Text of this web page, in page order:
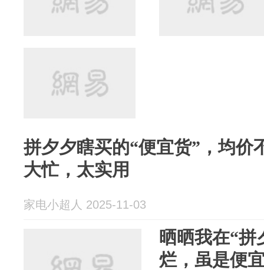
拼夕夕瞎买的“便宜货”，均价
大忙，太实用
家电小超人 2025-11-03
晒晒我在“拼
烂，虽是便